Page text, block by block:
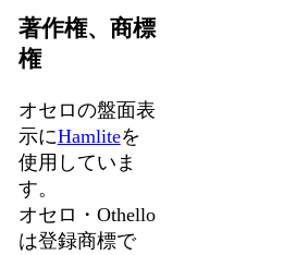
著作権、商標
権
オセロの盤面表
示にHamliteを
使用していま
す。
オセロ・Othello
は登録商標で